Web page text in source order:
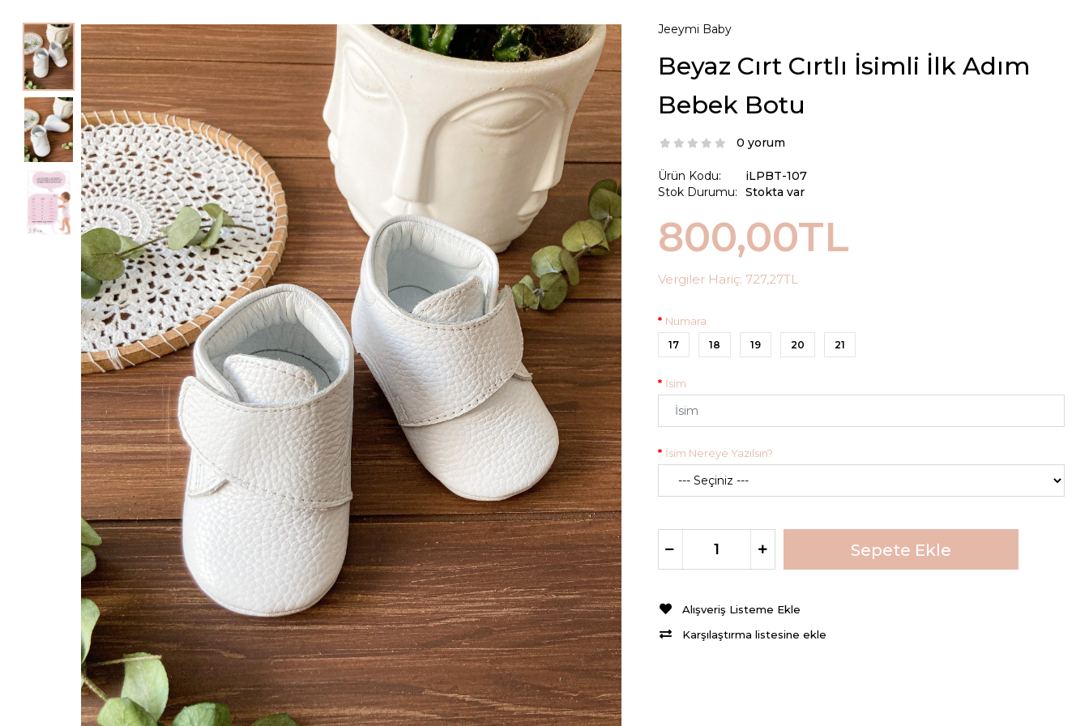
Jeeymi Baby
Beyaz Cırt Cırtlı İsimli İlk Adım
Bebek Botu
0 yorum
Ürün Kodu:
Stok Durumu:
iLPBT-107
Stokta var
800,00TL
Vergiler Hariç: 727,27TL
Numara
17 18 19 20 21
İsim
İsim Nereye Yazılsın?
Alışveriş Listeme Ekle
Karşılaştırma listesine ekle